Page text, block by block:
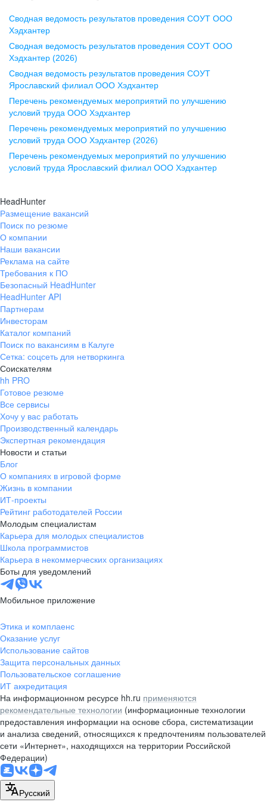
Воронеж
ул. Комиссаржевской, д. 10,
офис 1212
+7 473 280-05-05
pr@vrn.hh.ru
ул. Спартаковская, д. 2А, этаж 3,
помещение 15
+7 843 212-12-50
Екатеринбург
ул. Боевых Дружин, стр. 20,
+7 343 226-79-99
pr@ural.hh.ru
ул. Янковского, д. 169, 7 этаж,
706 каб.
+7 861 205-55-57
pr@krd.hh.ru
Владивосток
пер. Ланинский д. 4, офис 3.4
+7 423 202-33-28
pr@dv.hh.ru
Новосибирск
ул. Большевистская, д. 35,
помещение 21
+7 383 207-94-64
pr@nsk.hh.ru
Минск
пр-т Дзержинского, д. 57,
10 этаж, помещение 45-1
pr@rabota.by
Алматы
пр. Абая, д. 151, БЦ Алатау,
12 этаж, офис 1209
+7 727 232-13-13
pr@headhunter.com.kz
Сводная ведомость результатов проведения СОУТ ООО
Хэдхантер
Сводная ведомость результатов проведения СОУТ ООО
Хэдхантер (2026)
Сводная ведомость результатов проведения СОУТ
Ярославский филиал ООО Хэдхантер
Перечень рекомендуемых мероприятий по улучшению
условий труда ООО Хэдхантер
Перечень рекомендуемых мероприятий по улучшению
условий труда ООО Хэдхантер (2026)
Перечень рекомендуемых мероприятий по улучшению
условий труда Ярославский филиал ООО Хэдхантер
HeadHunter
Размещение вакансий
Поиск по резюме
О компании
Наши вакансии
Реклама на сайте
Требования к ПО
Безопасный HeadHunter
HeadHunter API
Партнерам
Инвесторам
Каталог компаний
Поиск по вакансиям в Калуге
Сетка: соцсеть для нетворкинга
Соискателям
hh PRO
Готовое резюме
Все сервисы
Хочу у вас работать
Производственный календарь
Экспертная рекомендация
Новости и статьи
Блог
О компаниях в игровой форме
Жизнь в компании
ИТ-проекты
Рейтинг работодателей России
Молодым специалистам
Карьера для молодых специалистов
Школа программистов
Карьера в некоммерческих организациях
Боты для уведомлений
Мобильное приложение
Этика и комплаенс
Оказание услуг
Использование сайтов
Защита персональных данных
Пользовательское соглашение
ИТ аккредитация
На информационном ресурсе hh.ru применяются
рекомендательные технологии (информационные технологии
предоставления информации на основе сбора, систематизации
и анализа сведений, относящихся к предпочтениям пользователей
сети «Интернет», находящихся на территории Российской
Федерации)
Русский